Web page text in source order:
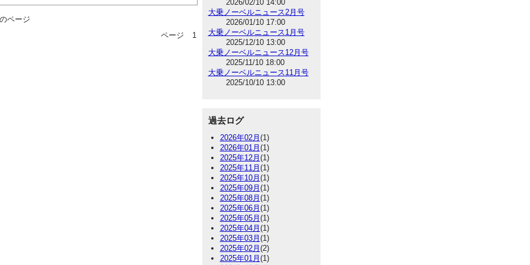
ページ
ページ
1
2026/02/10 14:00
大乗ノーベルニュース2月号
2026/01/10 17:00
大乗ノーベルニュース1月号
2025/12/10 13:00
大乗ノーベルニュース12月号
2025/11/10 18:00
大乗ノーベルニュース11月号
2025/10/10 13:00
過去ログ
2026年02月 (1)
2026年01月 (1)
2025年12月 (1)
2025年11月 (1)
2025年10月 (1)
2025年09月 (1)
2025年08月 (1)
2025年06月 (1)
2025年05月 (1)
2025年04月 (1)
2025年03月 (1)
2025年02月 (2)
2025年01月 (1)